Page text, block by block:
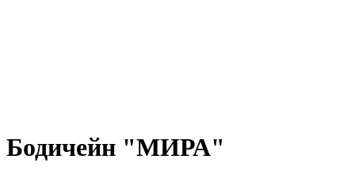
Бодичейн "МИРА"